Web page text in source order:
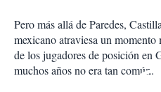
Pero más allá de Paredes,
mexicano atraviesa un
de los jugadores de posición en
muchos años no era tan común.